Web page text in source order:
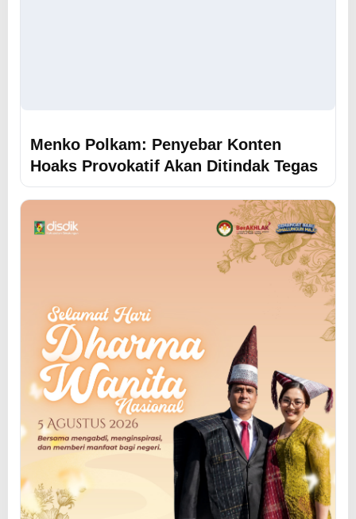
Menko Polkam: Penyebar Konten
Hoaks Provokatif Akan Ditindak Tegas